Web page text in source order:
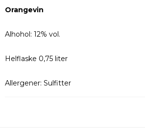
Orangevin
Alhohol: 12% vol.
Helflaske 0,75 liter
Allergener: Sulfitter